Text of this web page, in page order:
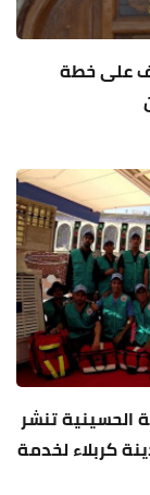
على خطة
الحسينية تنشر
كربلاء لخدمة